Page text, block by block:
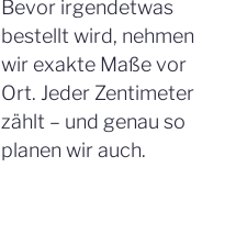
Bevor irgendetwas
bestellt wird, nehmen
wir exakte Maße vor
Ort. Jeder Zentimeter
zählt – und genau so
planen wir auch.